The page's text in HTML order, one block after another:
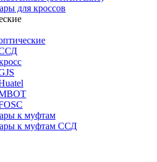
для кроссов
к муфтам
к муфтам ССД